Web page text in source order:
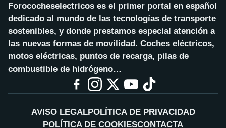
Forococheselectricos es el primer portal en español
dedicado al mundo de las tecnologías de transporte
sostenibles, y donde prestamos especial atención a
las nuevas formas de movilidad. Coches eléctricos,
motos eléctricas, puntos de recarga, pilas de
combustible de hidrógeno…
AVISO LEGALPOLÍTICA DE PRIVACIDAD
POLÍTICA DE COOKIESCONTACTA